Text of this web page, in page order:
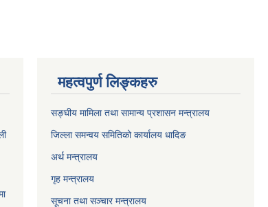
महत्वपुर्ण लिङ्कहरु
सङ्घीय मामिला तथा सामान्य प्रशासन मन्त्रालय
जिल्ला समन्वय समितिको कार्यालय धादिङ
अर्थ मन्त्रालय
गृह मन्त्रालय
सूचना तथा सञ्चार मन्त्रालय